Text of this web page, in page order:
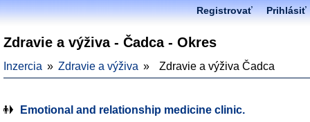
Registrovať Prihlásiť
Zdravie a výživa - Čadca - Okres
Inzercia Zdravie a výživa Zdravie a výživa Čadca
Emotional and relationship medicine clinic.